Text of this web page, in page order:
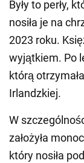
Były to perły,
nosiła je na
2023 roku.
wyjątkiem. Po
którą
Irlandzkiej.
W
założyła
który nosiła